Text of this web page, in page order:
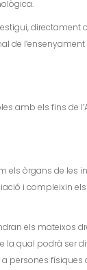
directament
de
amb els fins de
els òrgans de les
i compleixin
els mateixos
qual podrà ser
persones físiques